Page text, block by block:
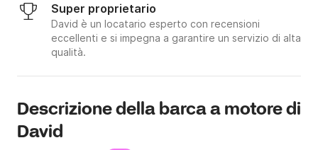
Super proprietario
David è un locatario esperto con recensioni
eccellenti e si impegna a garantire un servizio di alta
qualità.
Descrizione della barca a motore di
David